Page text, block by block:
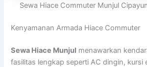
Sewa Hiace Commuter Munjul
Kenyamanan Armada Hiace Commuter
Sewa Hiace Munjul menawarkan
fasilitas lengkap seperti AC dingin, kursi